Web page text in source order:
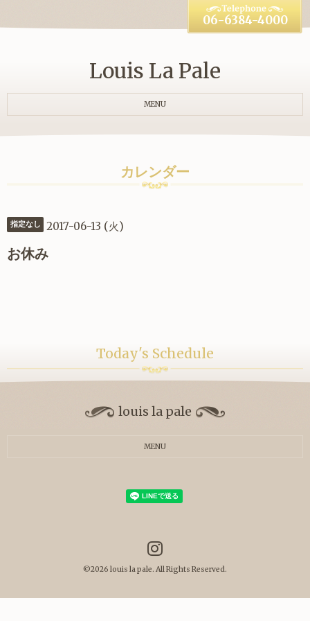
Louis La Pale
06-6384-4000
MENU
カレンダー
指定なし 2017-06-13 (火)
お休み
Today's Schedule
louis la pale
MENU
©2026 louis la pale. All Rights Reserved.